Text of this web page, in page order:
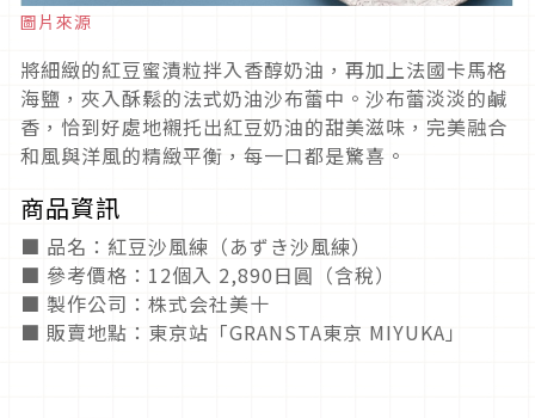
圖片來源
將細緻的紅豆蜜漬粒拌入香醇奶油，再加上法國卡馬格
海鹽，夾入酥鬆的法式奶油沙布蕾中。沙布蕾淡淡的鹹
香，恰到好處地襯托出紅豆奶油的甜美滋味，完美融合
和風與洋風的精緻平衡，每一口都是驚喜。
商品資訊
■ 品名：紅豆沙風練（あずき沙風練）
■ 參考價格：12個入 2,890日圓（含稅）
■ 製作公司：株式会社美十
■ 販賣地點：東京站「GRANSTA東京 MIYUKA」